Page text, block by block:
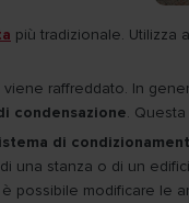
più tradizionale. Utilizza
raffreddato. In
condensazione.
di
una stanza o di un
modificare le